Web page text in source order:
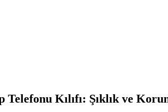
Telefonu Kılıfı: Şıklık ve